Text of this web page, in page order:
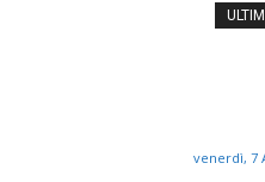
venerdì, 7